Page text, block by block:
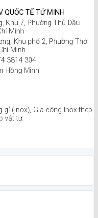
QUỐC TẾ TỨ MINH
Khu 7, Phường Thủ Dầu
Minh
Khu phố 2, Phường Thới
Minh
3814 304
Hồng Minh
gỉ (Inox), Gia công Inox-thép
vật tư.